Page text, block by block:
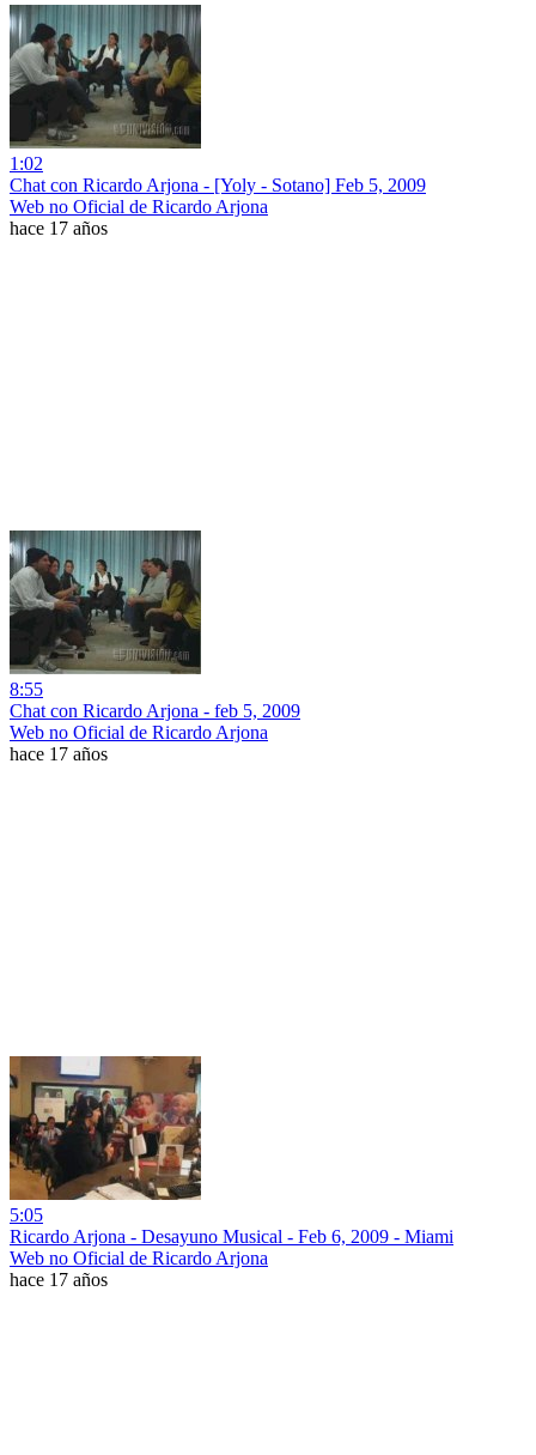
1:02
Chat con Ricardo Arjona - [Yoly - Sotano] Feb 5, 2009
Web no Oficial de Ricardo Arjona
hace 17 años
8:55
Chat con Ricardo Arjona - feb 5, 2009
Web no Oficial de Ricardo Arjona
hace 17 años
5:05
Ricardo Arjona - Desayuno Musical - Feb 6, 2009 - Miami
Web no Oficial de Ricardo Arjona
hace 17 años